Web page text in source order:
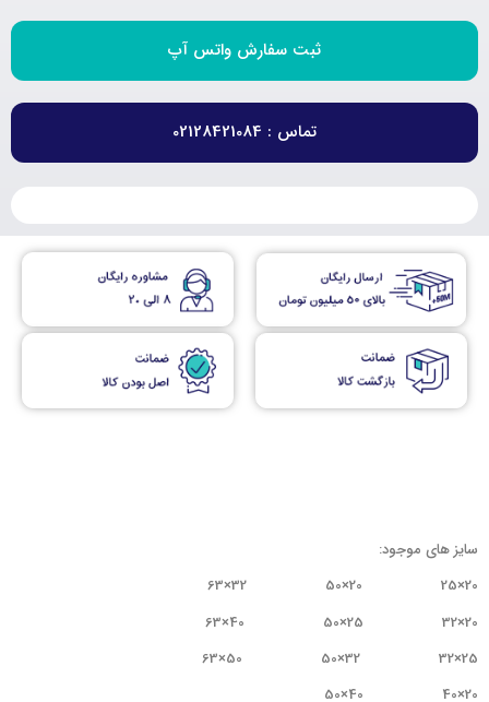
ثبت سفارش واتس آپ
تماس : 02128421084
سایز های موجود:
20×25 20×50 32×63
20×32 25×50 40×63
25×32 32×50 50×63
20×40 40×50